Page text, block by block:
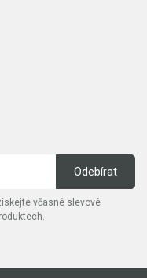
včasné slevové